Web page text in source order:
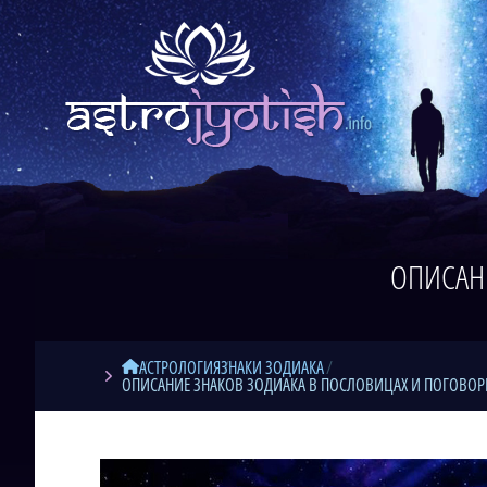
АСТРОЛОГИЯЗНАКИ ЗОДИАКА
ОПИСАНИЕ ЗНАКОВ ЗОДИАКА В ПОСЛОВИЦАХ И